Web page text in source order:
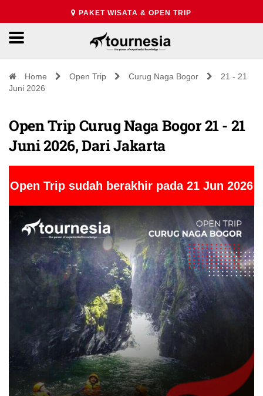
PAKET WISATA & OPEN TRIP
Home Open Trip Curug Naga Bogor
21 - 21
Juni 2026
Open Trip Curug Naga Bogor 21 - 21
Juni 2026, Dari Jakarta
Open Trip sudah berakhir pada 21 Jun 2026